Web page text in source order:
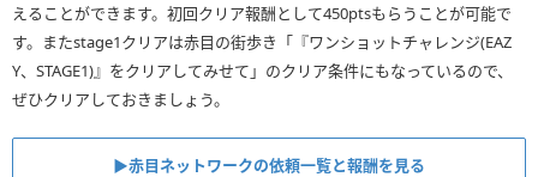
えることができます。初回クリア報酬として450ptsもらうことが可能で
す。またstage1クリアは赤目の街歩き「『ワンショットチャレンジ(EAZ
Y、STAGE1)』をクリアしてみせて」のクリア条件にもなっているので、
ぜひクリアしておきましょう。
▶︎赤目ネットワークの依頼一覧と報酬を見る